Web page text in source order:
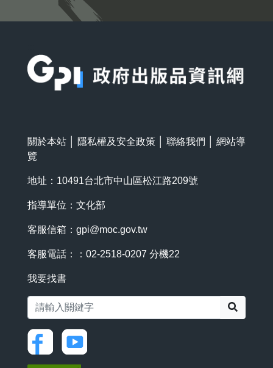
關於本站 隱私權及安全政策 聯絡我們
網站導
覽
地址：10491台北市中山區松江路209號
指導單位：文化部
客服信箱： gpi@moc.gov.tw
客服電話：：02-2518-0207 分機22
我要找書